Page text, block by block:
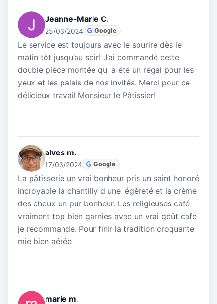
Jeanne-Marie C.
25/03/2024 Google
Le service est toujours avec le sourire dès le
matin tôt jusqu’au soir! J’ai commandé cette
double pièce montée qui a été un régal pour les
yeux et les palais de nos invités. Merci pour ce
délicieux travail Monsieur le Pâtissier!
alves m.
17/03/2024 Google
La pâtisserie un vrai bonheur pris un saint honoré
incroyable la chantilly d une légèreté et la crème
des choux un pur bonheur. Les religieuses café
vraiment top bien garnies avec un vrai goût café
je recommande. Pour finir la tradition croquante
mie bien aérée
marie m.